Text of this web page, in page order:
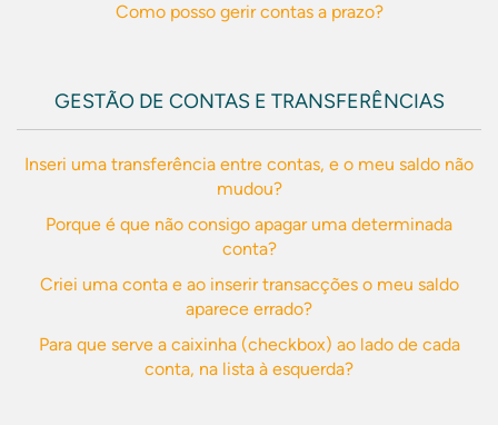
Como posso gerir contas a prazo?
GESTÃO DE CONTAS E TRANSFERÊNCIAS
Inseri uma transferência entre contas, e o meu saldo não
mudou?
Porque é que não consigo apagar uma determinada
conta?
Criei uma conta e ao inserir transacções o meu saldo
aparece errado?
Para que serve a caixinha (checkbox) ao lado de cada
conta, na lista à esquerda?